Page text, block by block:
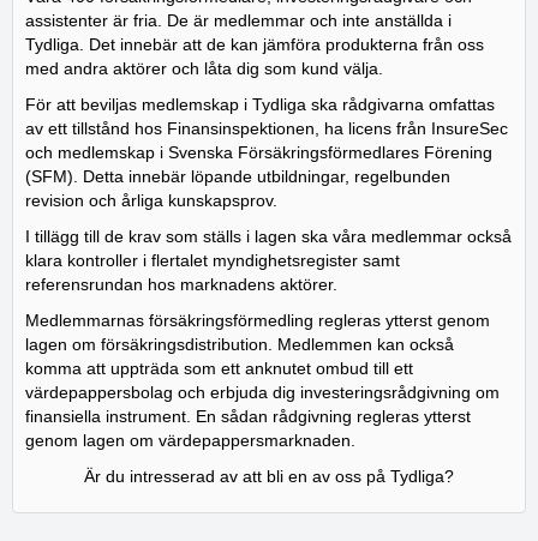
assistenter är fria. De är medlemmar och inte anställda i
Tydliga. Det innebär att de kan jämföra produkterna från oss
med andra aktörer och låta dig som kund välja.
​​​För att beviljas medlemskap i Tydliga ska rådgivarna omfattas
av ett tillstånd hos Finansinspektionen, ha licens från InsureSec
och medlemskap i Svenska Försäkringsförmedlares Förening
(SFM). Detta innebär löpande utbildningar, regelbunden
revision och årliga kunskapsprov.
I tillägg till de krav som ställs i lagen ska våra medlemmar också
klara kontroller i flertalet myndighetsregister samt
referensrundan hos marknadens aktörer.
Medlemmarnas försäkringsförmedling regleras ytterst genom
lagen om försäkringsdistribution. Medlemmen kan också
komma att uppträda som ett anknutet ombud till ett
värdepappersbolag och erbjuda dig investeringsrådgivning om
finansiella instrument. En sådan rådgivning regleras ytterst
genom lagen om värdepappersmarknaden.
Är du intresserad av att bli en av oss på Tydliga?